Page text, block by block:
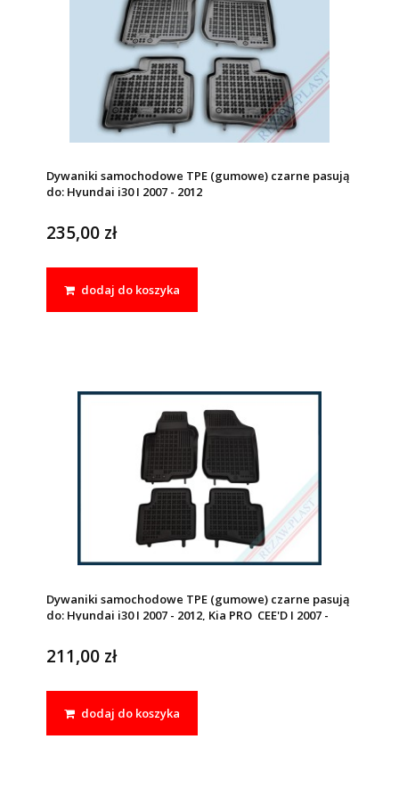
Dywaniki samochodowe TPE (gumowe) czarne pasują
do: Hyundai i30 I 2007 - 2012
235,00 zł
dodaj do koszyka
Dywaniki samochodowe TPE (gumowe) czarne pasują
do: Hyundai i30 I 2007 - 2012, Kia PRO_CEE'D I 2007 -
211,00 zł
dodaj do koszyka